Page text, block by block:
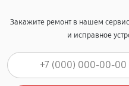
Закажите ремонт в нашем
и исправное